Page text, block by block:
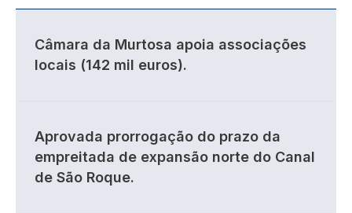
Câmara da Murtosa apoia associações
locais (142 mil euros).
Aprovada prorrogação do prazo da
empreitada de expansão norte do Canal
de São Roque.